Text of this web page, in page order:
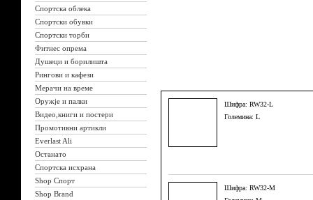
Спортска облека
Спортски обувки
Спортски торби
Фитнес опрема
Душеци и борилишта
Рингови и кафези
Мерачи на време
Оружје и палки
Видео,книги и постери
Промотивни артикли
Everlast Ali
Останато
Спортска исхрана
Shop Спорт
Shop Brand
Шифра: RW32-L
Големина: L
Шифра: RW32-M